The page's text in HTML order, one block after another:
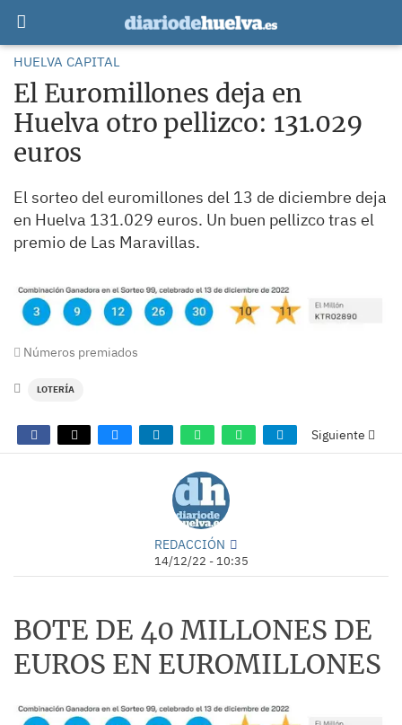
HUELVA CAPITAL
El Euromillones deja en
Huelva otro pellizco: 131.029
euros
El sorteo del euromillones del 13 de diciembre deja
en Huelva 131.029 euros. Un buen pellizco tras el
premio de Las Maravillas.
Números premiados
LOTERÍA
Siguiente
REDACCIÓN
14/12/22 - 10:35
BOTE DE 40 MILLONES DE
EUROS EN EUROMILLONES